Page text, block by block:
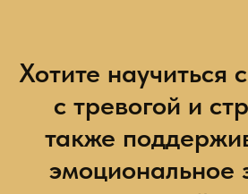
Хотите научиться
с тревогой и
также
эмоциональное